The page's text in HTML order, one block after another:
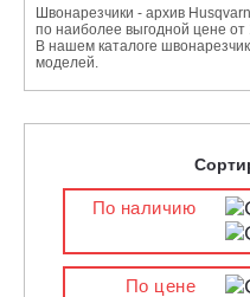
Швонарезчики - архив
по наиболее выгодной цене от
В нашем каталоге
моделей.
По наличию
По цене